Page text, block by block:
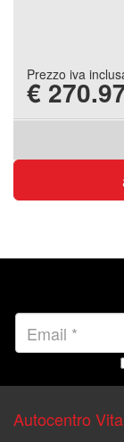
Prezzo iva
€
Autocentro